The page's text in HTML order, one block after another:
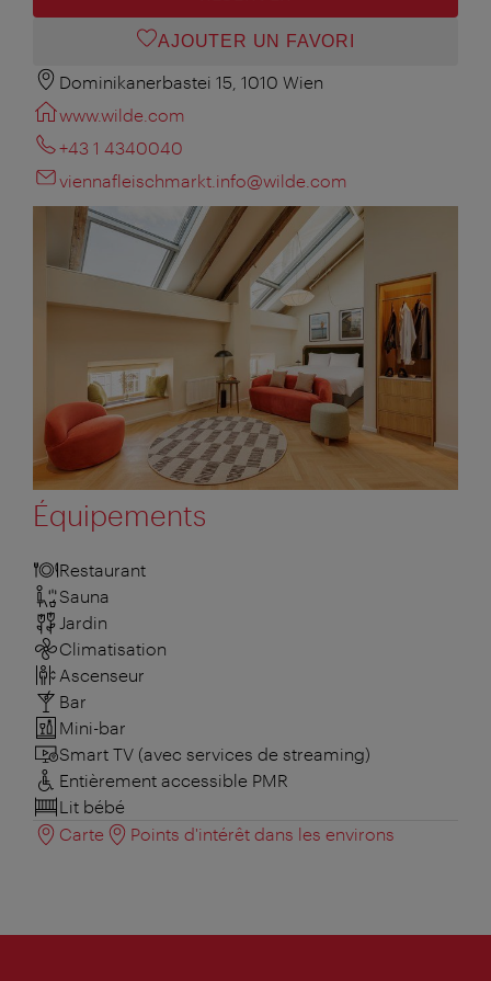
AJOUTER UN FAVORI
Dominikanerbastei 15, 1010 Wien
www.wilde.com
+43 1 4340040
viennafleischmarkt.info@wilde.com
Équipements
Restaurant
Sauna
Jardin
Climatisation
Ascenseur
Bar
Mini-bar
Smart TV (avec services de streaming)
Entièrement accessible PMR
Lit bébé
Carte
Points d'intérêt dans les environs